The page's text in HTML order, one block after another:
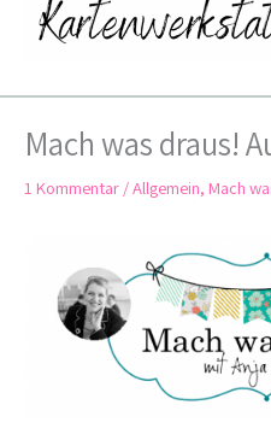
Mach was draus!
1 Kommentar /Allgemein, Mach